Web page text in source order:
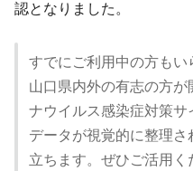
認となりました。
すでにご利用中の方もい
山口県内外の有志の方
ナウイルス感染症対策サ
データが視覚的に整理
立ちます。ぜひご活用く